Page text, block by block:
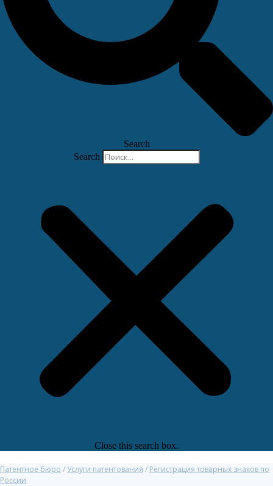
Search
Search
Close this search box.
Патентное бюро / Услуги патентования / Регистрация товарных знаков по
России